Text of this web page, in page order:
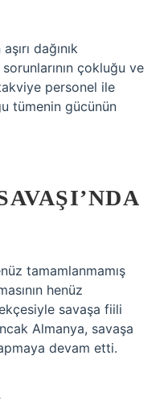
dağınık
sorunlarının çokluğu ve
personel ile
tümenin gücünün
tamamlanmamış
henüz
savaşa fiili
Almanya, savaşa
devam etti.